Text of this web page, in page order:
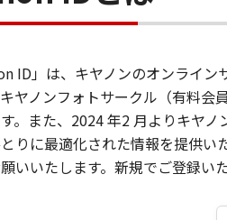
ID」は、キヤノンのオンライ
ヤノンフォトサークル（有料
。また、2024 年2 月よりキヤ
りに最適化された情報を提供い
いいたします。新規でご登録い